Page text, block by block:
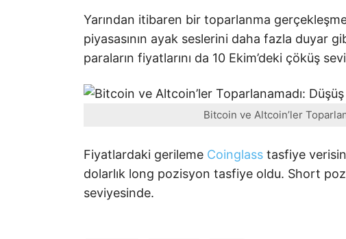
Yarından itibaren bir toparlanma
piyasasının ayak seslerini daha fazla duyar
paraların fiyatlarını da 10 Ekim’deki çöküş
Bitcoin ve Altcoin’ler
Fiyatlardaki gerileme Coinglass tasfiye
dolarlık long pozisyon tasfiye oldu. Short
seviyesinde.